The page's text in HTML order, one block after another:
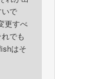
で
更すべ
でも
はそ